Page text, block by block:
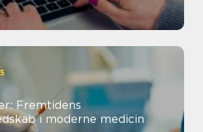
Fremtidens
i moderne medicin